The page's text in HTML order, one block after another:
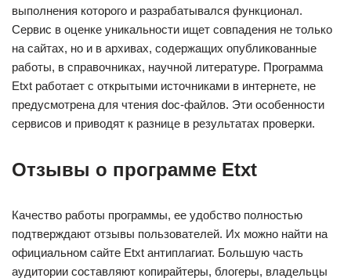
выполнения которого и разрабатывался функционал.
Сервис в оценке уникальности ищет совпадения не только
на сайтах, но и в архивах, содержащих опубликованные
работы, в справочниках, научной литературе. Программа
Etxt работает с открытыми источниками в интернете, не
предусмотрена для чтения doc-файлов. Эти особенности
сервисов и приводят к разнице в результатах проверки.
Отзывы о программе Etxt
Качество работы программы, ее удобство полностью
подтверждают отзывы пользователей. Их можно найти на
официальном сайте Etxt антиплагиат. Большую часть
аудитории составляют копирайтеры, блогеры, владельцы